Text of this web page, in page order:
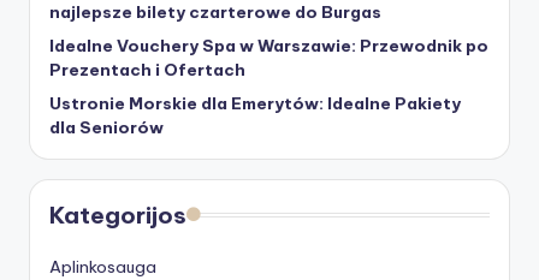
najlepsze bilety czarterowe do Burgas
Idealne Vouchery Spa w Warszawie: Przewodnik po
Prezentach i Ofertach
Ustronie Morskie dla Emerytów: Idealne Pakiety
dla Seniorów
Kategorijos
Aplinkosauga